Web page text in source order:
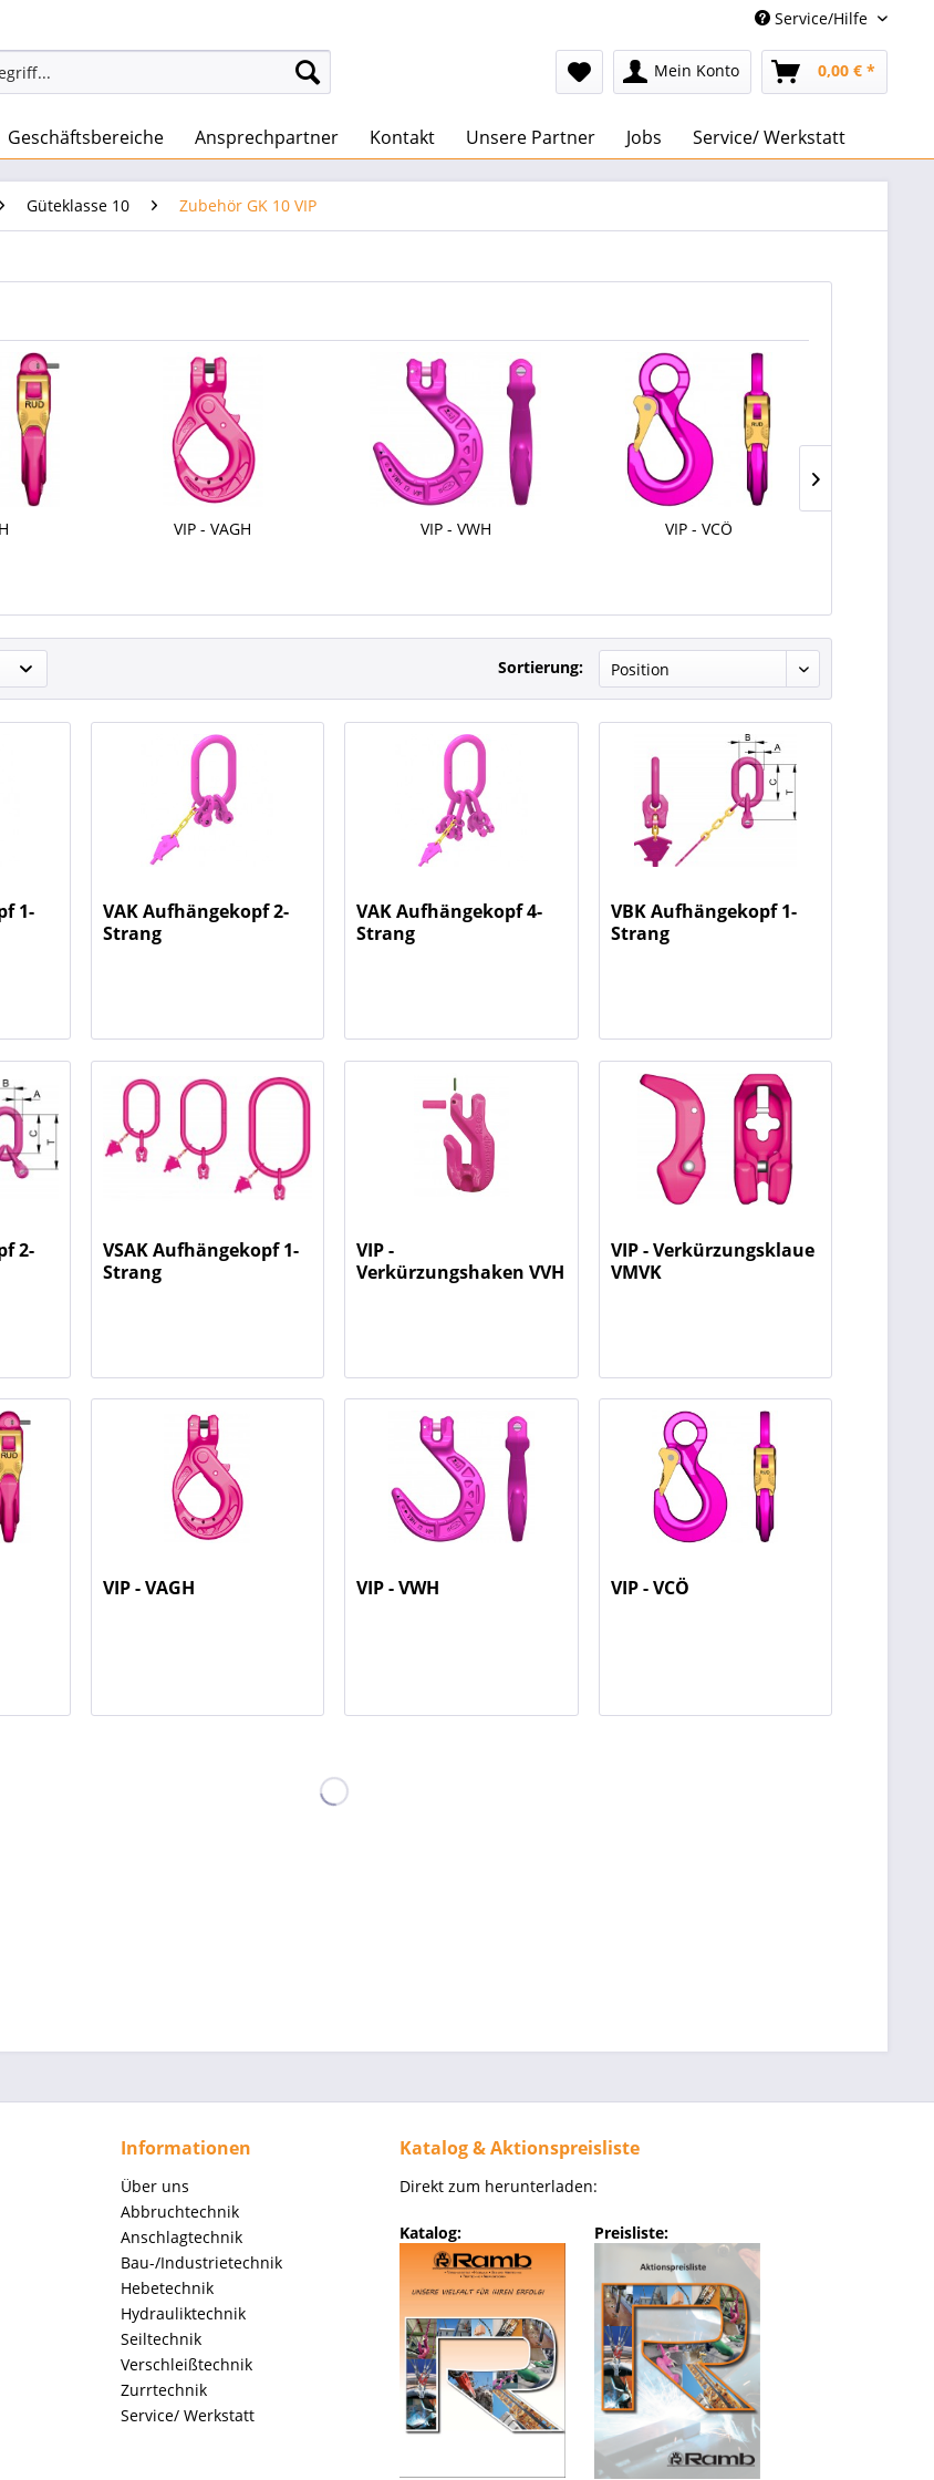
Service/Hilfe
Mein Konto 0,00 € *
Geschäftsbereiche Ansprechpartner Kontakt Unsere Partner Jobs Service/ Werkstatt
Güteklasse 10 Zubehör GK 10 VIP
VIP - VAGH VIP - VWH VIP - VCÖ
Sortierung:
1-
VAK Aufhängekopf 2-
Strang
VAK Aufhängekopf 4-
Strang
VBK Aufhängekopf 1-
Strang
2-
VSAK Aufhängekopf 1-
Strang
VIP -
Verkürzungshaken VVH
VIP - Verkürzungsklaue
VMVK
VIP - VAGH VIP - VWH VIP - VCÖ
Informationen
Über uns
Abbruchtechnik
Anschlagtechnik
Bau-/Industrietechnik
Hebetechnik
Hydrauliktechnik
Seiltechnik
Verschleißtechnik
Zurrtechnik
Service/ Werkstatt
Katalog & Aktionspreisliste
Direkt zum herunterladen:
Katalog: Preisliste: